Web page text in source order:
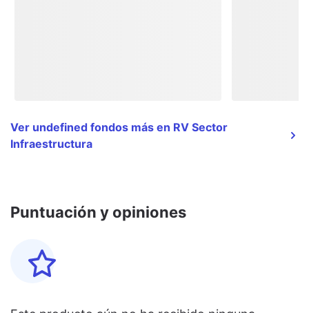
Ver undefined fondos más en RV Sector
Infraestructura
Puntuación y opiniones